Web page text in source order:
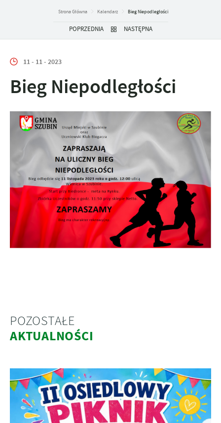
Strona Główna Kalendarz Bieg Niepodległości
POPRZEDNIA NASTĘPNA
11 - 11 - 2023
Bieg Niepodległości
POZOSTAŁE
AKTUALNOŚCI